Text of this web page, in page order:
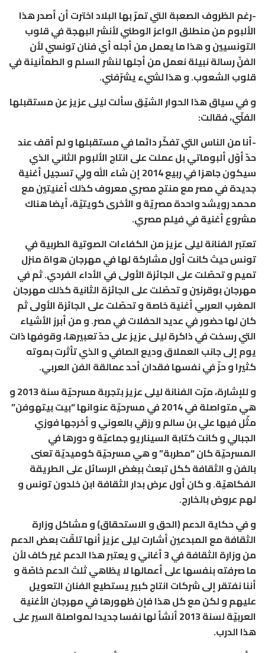
-رغم الظروف الصعبة التي تمرّ بها البلاد اخترت أن أصدر هذا
الألبوم من منطلق الواعز الوطني لأنشر البهجة في قلوب
التونسيين و هذا ما يعمل من أجله أي فنان تونسي لأن
الفنّ رسالة نبيلة نعمل من أجلها لنشر السلم و الطمأنينة في
قلوب الشعوب. و هذا لشيء يشرّفني.
و في سياق هذا الحوار الشيّق سألت ليلى عزيز عن مستقبلها
الفنّي، فقالت:
-أنا من الناس التي تفكّر دائما في مستقبلها و لم أقف عند
حدّ أوّل ألبوماتي بل عملت على انتاج الألبوم الثاني الذي
سيكون جاهزا في ربيع 2014 إن شاء الله ولي تسجيل أغنية
جديدة في مصر مع منتج مصري معروف كذلك أغنيتين مع
محمد رويشد واحدة مصريّة و الأخرى كويتيّة، أيضا هناك
مشروع أغنية في فيلم مصري.
تعتبر الفنانة ليلى عزيز من الكفاءات الصوتية الطربية في
تونس حيث كانت أول مشاركة لها في مهرجان هواة منزل
تميم و تحصّلت على الجائزة الأولى في الأداء الفردي. ثم في
مهرجان بوقرنين و تحصّلت على الجائزة الثانية كذلك مهرجان
المغرب العربي أغنية خاصة و تحصّلت على الجائزة الأولى ثم
كان لها حضور في عديد الحفلات في مصر. و من أبرز الأشياء
التي رسخت في ذاكرة ليلى عزيز على حدّ تعبيرها، وقوفها ذات
يوم إلى جانب العملاق وديع الصافي و الذي تأثرت بموته
كثيرا و حزّ في نفسها فقدان أحد عمالقة الفن العربي.
و للإشارة، مرّت الفنانة ليلى عزيز بتجربة مسرحيّة سنة 2013 و
هي متواصلة في 2014 في مسرحيّة عنوانها “بيت بيتهوفن”
مثّل فيها علي بن سالم و رزقي بالعوني و أخرجها فوزي
الجبالي و كانت كتابة السيناريو جماعيّة و دورها في
المسرحيّة كان “مطربة” و هي مسرحيّة كوميديّة تعنى
بالفن و الثقافة ككل تبعث ببغض الرسائل على الطريقة
الفكاهيّة. و كان أول عرض بدار الثقافة ابن خلدون تونس و
لهم عروض بالخارج.
و في حكاية الدعم (الحق و الاستحقاق) و مشاكل وزارة
الثقافة مع المبدعين أشارت ليلى عزيز أنها تلقّت بعض الدعم
من وزارة الثقافة في 3 أغاني و يعتبر هذا الدعم غير كاف لأن
ما صرفته بنفسها على أعمالها لا يظاهي ثلث الدعم خاصّة و
أننا نفتقر إلى شركات انتاج كبير يستطيع الفنان التعويل
عليهم و لكن مع كل هذا فإن ظهورها في مهرجان الأغنية
العربيّة لسنة 2013 أنشأ لها نفسا جديدا لمواصلة السير على
هذا الدرب.